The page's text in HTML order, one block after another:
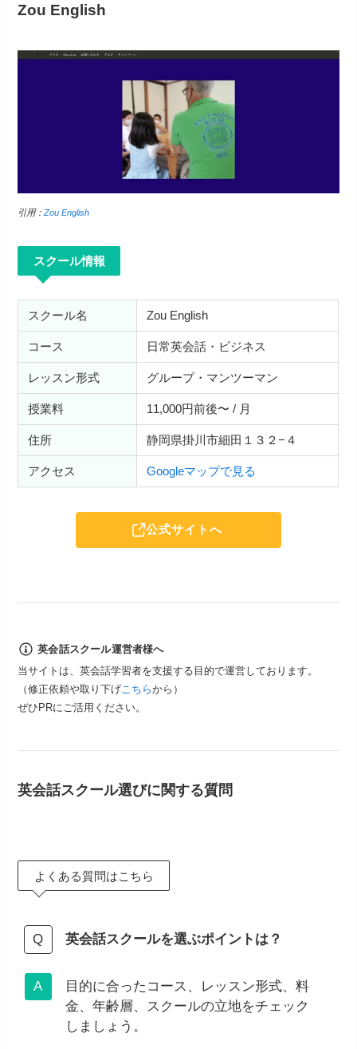
Zou English
引用：Zou English
スクール情報
スクール名 Zou English
コース 日常英会話・ビジネス
レッスン形式 グループ・マンツーマン
授業料 11,000円前後〜 / 月
住所 静岡県掛川市細田１３２−４
アクセス Googleマップで見る
公式サイトへ
英会話スクール運営者様へ
当サイトは、英会話学習者を支援する目的で運営しております。
（修正依頼や取り下げこちらから）
ぜひPRにご活用ください。
英会話スクール選びに関する質問
よくある質問はこちら
英会話スクールを選ぶポイントは？
目的に合ったコース、レッスン形式、料
金、年齢層、スクールの立地をチェック
しましょう。